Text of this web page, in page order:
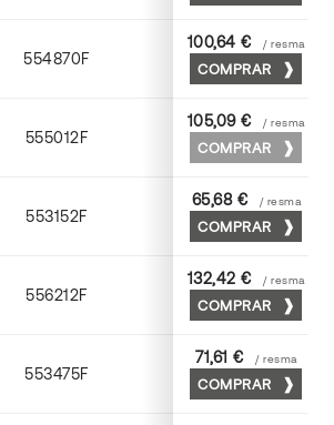
554870F 70 x 100
100,64 € / resma
COMPRAR
555012F 72 x 102
105,09 € / resma
COMPRAR
553152F 52 x 70
65,68 € / resma
COMPRAR
556212F 72 x 102
132,42 € / resma
COMPRAR
553475F 75 x 53
71,61 € / resma
COMPRAR